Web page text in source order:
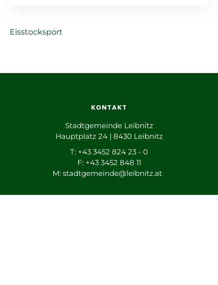
Eisstocksport
KONTAKT
Stadtgemeinde Leibnitz
Hauptplatz 24 | 8430 Leibnitz
T: +43 3452 824 23 - 0
F: +43 3452 848 11
M: stadtgemeinde@leibnitz.at